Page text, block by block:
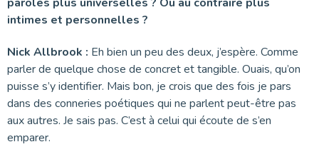
intimes et personnelles ?
Nick Allbrook : Eh bien un peu des deux, j’espère. Comme
parler de quelque chose de concret et tangible. Ouais, qu’on
puisse s’y identifier. Mais bon, je crois que des fois je pars
dans des conneries poétiques qui ne parlent peut-être pas
aux autres. Je sais pas. C’est à celui qui écoute de s’en
emparer.